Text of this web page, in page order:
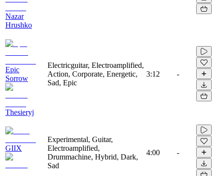
Nazar
Hrushko
Epic
Sorrow
Thesieryj
Electricguitar, Electroamplified,
Action, Corporate, Energetic,
Sad, Epic
3:12 -
GIIX
Experimental, Guitar,
Electroamplified,
Drummachine, Hybrid, Dark,
Sad
4:00 -